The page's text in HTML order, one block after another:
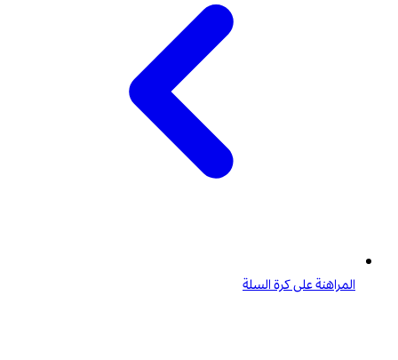
المراهنة على كرة السلة